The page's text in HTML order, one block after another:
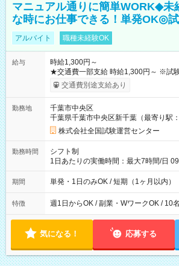
マニュアル通りに簡単WORK◆未
な時にお仕事できる！単発OK◎
アルバイト 職種未経験OK
給与
時給1,300円～
★交通費一部支給 時給1,300円～ ※試験・役割により手当あり
※勤務回数により昇給あり 【即給（前
り！】 希望される場合、勤務から1週
例】 ・河合塾模擬試験 8:30～17:30（
×8時間＝日収10,400円＋交通費 ※当日
円の場合あり ・国家試験 7:00～13:30
円（役割手当＋100円）×6時間＝日収8,400
間】試用期間なし
交通費別途支給あり
勤務地
千葉市中央区
千葉県千葉市中央区新千葉（最寄り駅：
株式会社全国試験運営センター
勤務時間
シフト制
1日あたりの実働時間：最大7時間/日
間は 試験により異なります。
期間 単発・1日のみOK / 短期（1ヶ月以内）
特徴 週1日からOK / 副業・WワークOK / 10
気になる！ 応募する